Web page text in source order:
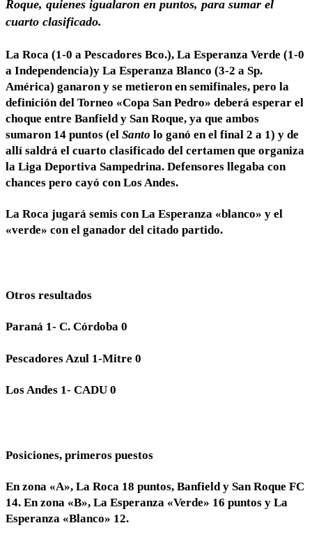
Roque, quienes igualaron en puntos, para sumar el
cuarto clasificado.
La Roca (1-0 a Pescadores Bco.), La Esperanza Verde (1-0
a Independencia)y La Esperanza Blanco (3-2 a Sp.
América) ganaron y se metieron en semifinales, pero la
definición del Torneo «Copa San Pedro» deberá esperar el
choque entre Banfield y San Roque, ya que ambos
sumaron 14 puntos (el Santo lo ganó en el final 2 a 1) y de
allí saldrá el cuarto clasificado del certamen que organiza
la Liga Deportiva Sampedrina. Defensores llegaba con
chances pero cayó con Los Andes.
La Roca jugará semis con La Esperanza «blanco» y el
«verde» con el ganador del citado partido.
Otros resultados
Paraná 1- C. Córdoba 0
Pescadores Azul 1-Mitre 0
Los Andes 1- CADU 0
Posiciones, primeros puestos
En zona «A», La Roca 18 puntos, Banfield y San Roque FC
14. En zona «B», La Esperanza «Verde» 16 puntos y La
Esperanza «Blanco» 12.